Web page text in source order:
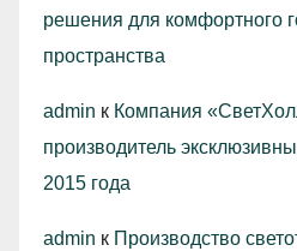
решения для комфортного
пространства
admin к Компания
производитель
2015 года
admin к Производство